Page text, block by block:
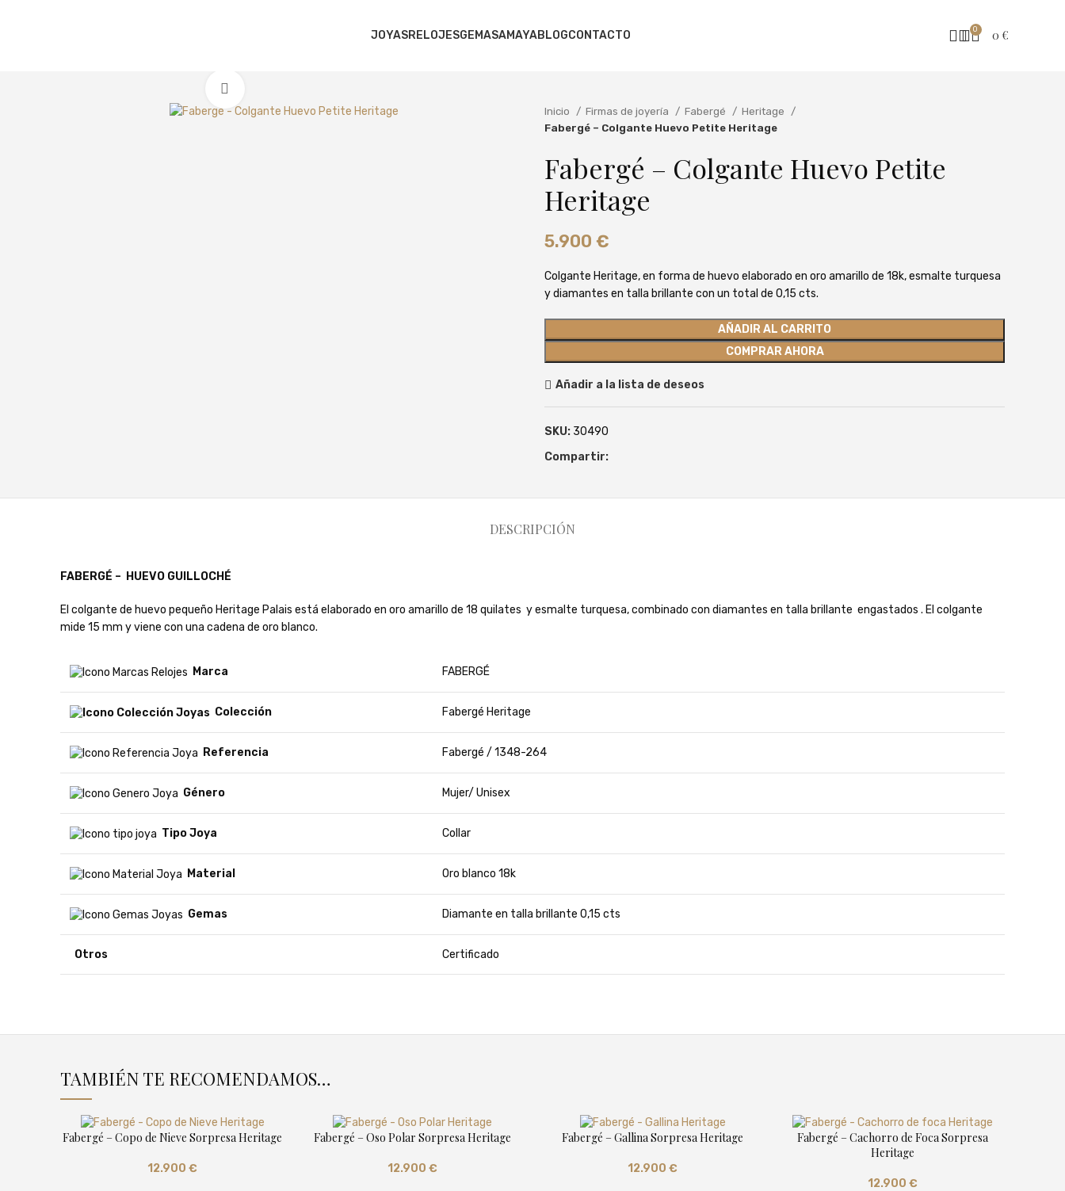
JOYASRELOJESGEMASAMAYABLOGCONTACTO 0 0 €
Inicio
Firmas de joyería Fabergé
Heritage
Fabergé – Colgante Huevo Petite Heritage
Fabergé – Colgante Huevo Petite
Heritage
5.900 €
Colgante Heritage, en forma de huevo elaborado en oro amarillo de 18k, esmalte turquesa
y diamantes en talla brillante con un total de 0,15 cts.
AÑADIR AL CARRITO
COMPRAR AHORA
Añadir a la lista de deseos
SKU: 30490
Compartir:
DESCRIPCIÓN
FABERGÉ – HUEVO GUILLOCHÉ
El colgante de huevo pequeño Heritage Palais está elaborado en oro amarillo de 18 quilates y esmalte turquesa, combinado con diamantes en talla brillante engastados . El colgante
mide 15 mm y viene con una cadena de oro blanco.
Marca FABERGÉ
Colección Fabergé Heritage
Referencia Fabergé / 1348-264
Género Mujer/ Unisex
Tipo Joya Collar
Material Oro blanco 18k
Gemas Diamante en talla brillante 0,15 cts
Otros Certificado
TAMBIÉN TE RECOMENDAMOS…
Fabergé – Copo de Nieve Sorpresa Heritage
12.900 €
Fabergé – Oso Polar Sorpresa Heritage
12.900 €
Fabergé – Gallina Sorpresa Heritage
12.900 €
Fabergé – Cachorro de Foca Sorpresa
Heritage
12.900 €